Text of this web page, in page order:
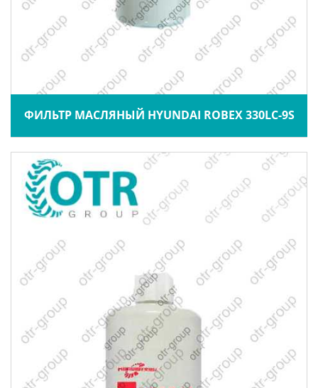
ФИЛЬТР МАСЛЯНЫЙ HYUNDAI ROBEX 330LC-9S